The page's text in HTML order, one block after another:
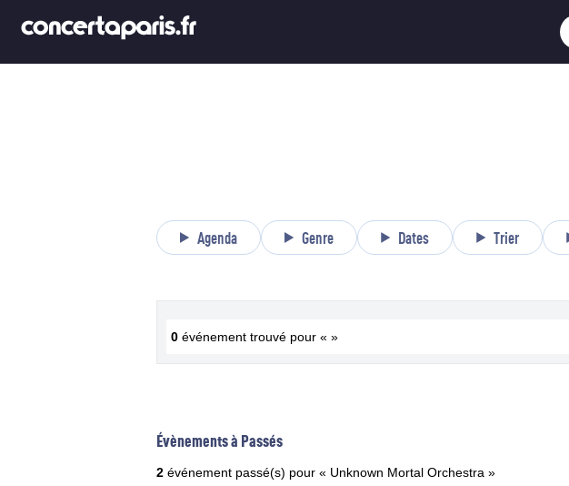
Agenda Genre Dates Trier
0 événement trouvé pour « »
Évènements à Passés
2 événement passé(s) pour « Unknown Mortal Orchestra »